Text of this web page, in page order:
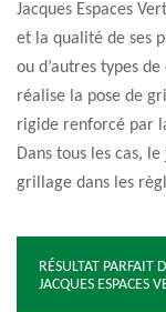
Jacques Espaces
et la qualité de ses
ou d’autres types
réalise la pose de
rigide renforcé par
Dans tous les cas,
grillage dans les
RÉSULTAT PARFAIT
JACQUES ESPACES